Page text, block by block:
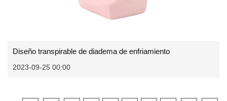
Diseño transpirable de diadema de enfriamiento
2023-09-25 00:00